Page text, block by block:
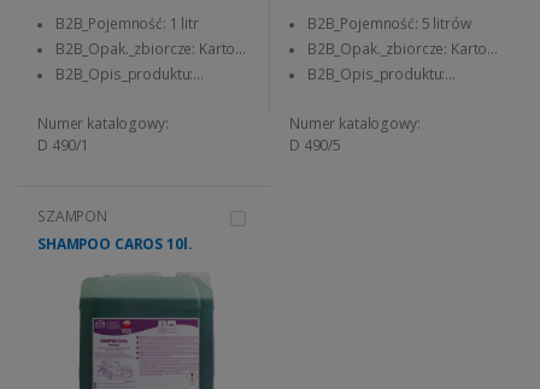
B2B_Pojemność: 1 litr
12 szt.
karoserii pojazdów osobowych
Numer katalogowy:
D 490/1
B2B_Pojemność: 5 litrów
4 szt.
karoserii pojazdów osobowych
Numer katalogowy:
D 490/5
SZAMPON
SHAMPOO CAROS 10l.